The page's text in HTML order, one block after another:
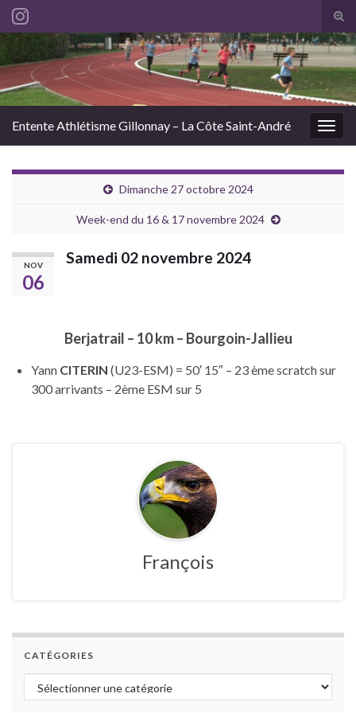
Search for:
Entente Athlétisme Gillonnay – La Côte Saint-André
Dimanche 27 octobre 2024
Week-end du 16 & 17 novembre 2024
NOV
06
Samedi 02 novembre 2024
Berjatrail – 10 km – Bourgoin-Jallieu
Yann CITERIN (U23-ESM) = 50′ 15″ – 23 ème scratch sur
300 arrivants – 2ème ESM sur 5
François
CATÉGORIES
Catégories